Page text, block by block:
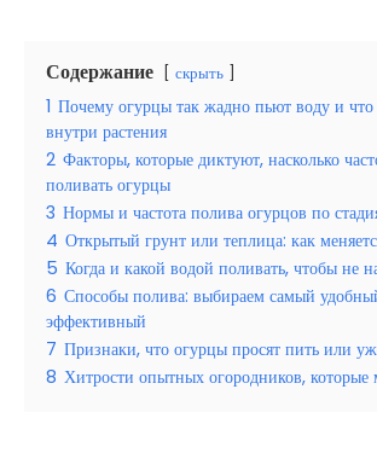
Содержание скрыть
1 Почему огурцы так жадно пьют воду и что
внутри растения
2 Факторы, которые диктуют, насколько
поливать огурцы
3 Нормы и частота полива огурцов по
4 Открытый грунт или теплица: как
5 Когда и какой водой поливать, чтобы не
6 Способы полива: выбираем самый
эффективный
7 Признаки, что огурцы просят пить или
8 Хитрости опытных огородников, которые